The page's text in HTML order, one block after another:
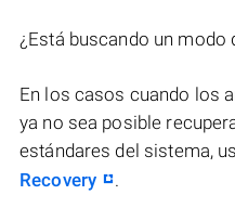
¿Está buscando un modo
En los casos cuando los
ya no sea posible
estándares del sistema,
Recovery
.